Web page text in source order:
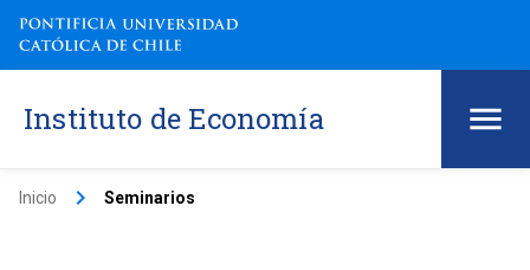
Instituto de Economía
Inicio keyboard_arrow_right Seminarios